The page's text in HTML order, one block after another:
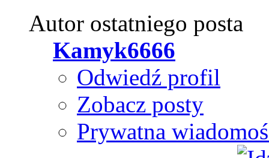
Autor ostatniego posta
Kamyk6666
Odwiedź profil
Zobacz posty
Prywatna